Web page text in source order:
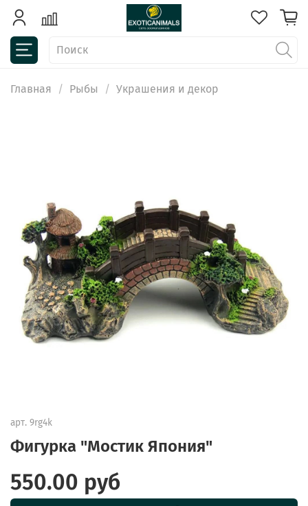
Главная Рыбы Украшения и декор
арт. 9rg4k
Фигурка "Мостик Япония"
550.00 руб